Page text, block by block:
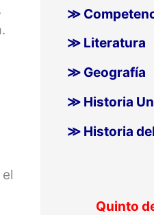
≫
≫ Literatura
≫ Geografía
≫ Historia
≫ Historia
Quinto